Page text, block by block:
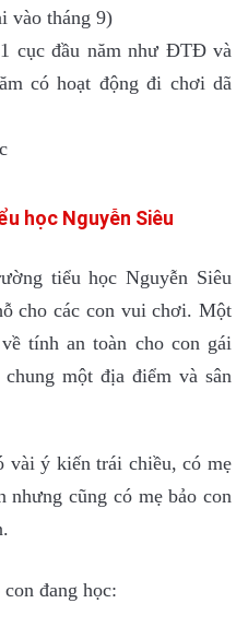
vào tháng 9)
cục đầu năm như ĐTĐ và
có hoạt động đi chơi dã
học Nguyễn Siêu
tiểu học Nguyễn Siêu
cho các con vui chơi. Một
tính an toàn cho con gái
một địa điểm và sân
vài ý kiến trái chiều, có mẹ
nhưng cũng có mẹ bảo con
đang học: